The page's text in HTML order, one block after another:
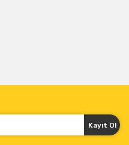
Kayıt Ol